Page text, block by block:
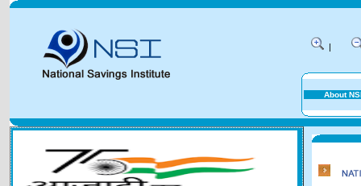
|
About